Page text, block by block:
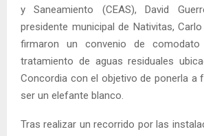
y Saneamiento (CEAS), David
presidente municipal de Nativitas,
firmaron un convenio de
tratamiento de aguas residuales
Concordia con el objetivo de ponerla a
ser un elefante blanco.
Tras realizar un recorrido por las